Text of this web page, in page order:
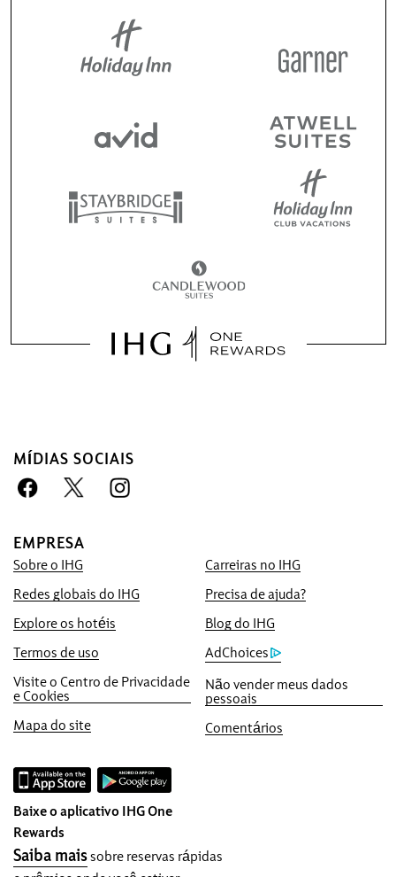
MÍDIAS SOCIAIS
EMPRESA
Sobre o IHG
Carreiras no IHG
Redes globais do IHG
Precisa de ajuda?
Explore os hotéis
Blog do IHG
Termos de uso
AdChoices
Visite o Centro de Privacidade
e Cookies
Não vender meus dados
pessoais
Mapa do site
Comentários
Baixe o aplicativo IHG One
Rewards
Saiba maissobre reservas rápidas
Reserve conosco e ganhe mais
Prometemos oferecer o menor preço
disponível on-line, ou cobriremos a oferta e
lhe daremos cinco vezes o número de
pontos do IHG™ Rewards Club, até no
Garantia de reserva on-line
Seu apartamento está garantido.
Sem taxas de reserva!
reservas diretamente conosco.
Privacidade de dados e Segurança do site
O IHG leva a sua privacidade a sério e
trabalha para proteger você. Todas as
informações pessoais fornecidas são